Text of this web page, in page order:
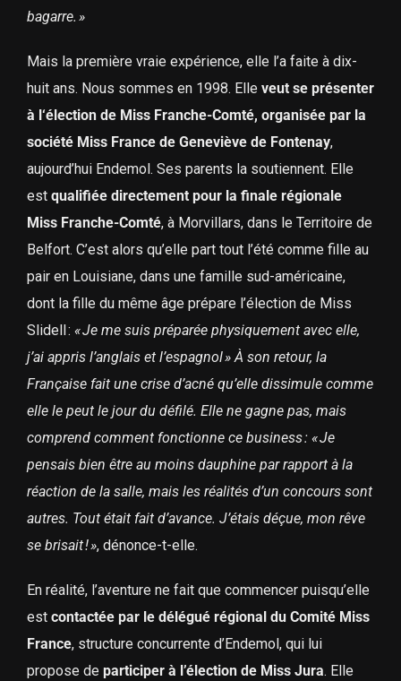
bagarre. »
Mais la première vraie expérience, elle l’a faite à dix-
huit ans. Nous sommes en 1998. Elle veut se présenter
à l‘élection de Miss Franche-Comté, organisée par la
société Miss France de Geneviève de Fontenay,
aujourd’hui Endemol. Ses parents la soutiennent. Elle
est qualifiée directement pour la finale régionale
Miss Franche-Comté, à Morvillars, dans le Territoire de
Belfort. C’est alors qu’elle part tout l’été comme fille au
pair en Louisiane, dans une famille sud-américaine,
dont la fille du même âge prépare l’élection de Miss
Slidell : « Je me suis préparée physiquement avec elle,
j’ai appris l’anglais et l’espagnol » À son retour, la
Française fait une crise d’acné qu’elle dissimule comme
elle le peut le jour du défilé. Elle ne gagne pas, mais
comprend comment fonctionne ce business : « Je
pensais bien être au moins dauphine par rapport à la
réaction de la salle, mais les réalités d’un concours sont
autres. Tout était fait d’avance. J’étais déçue, mon rêve
se brisait ! », dénonce-t-elle.
En réalité, l’aventure ne fait que commencer puisqu’elle
est contactée par le délégué régional du Comité Miss
France, structure concurrente d’Endemol, qui lui
propose de participer à l’élection de Miss Jura. Elle